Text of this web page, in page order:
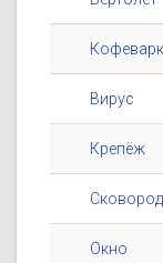
Вирус
Крепёж
Окно